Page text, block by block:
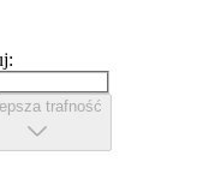
trafność